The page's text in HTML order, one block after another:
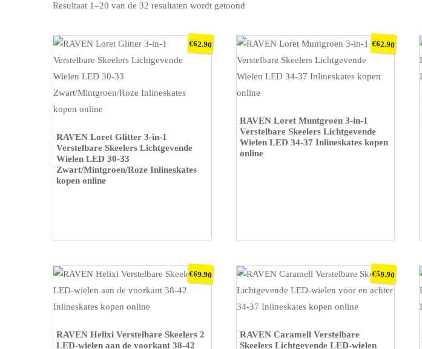
Resultaat 1–20 van de 32 resultaten wordt getoond
RAVEN Loret Glitter 3-in-1
Verstelbare Skeelers Lichtgevende
Wielen LED 30-33
Zwart/Mintgroen/Roze Inlineskates
kopen online
€62.90
RAVEN Loret Muntgroen 3-in-1
Verstelbare Skeelers Lichtgevende
Wielen LED 34-37 Inlineskates kopen
online
€62.90
RAVEN Helixi Verstelbare Skeelers 2
LED-wielen aan de voorkant 38-42
€69.90
RAVEN Caramell Verstelbare
Skeelers Lichtgevende LED-wielen
€59.90